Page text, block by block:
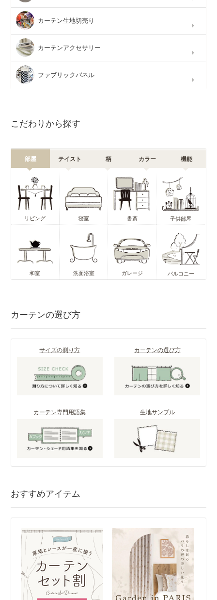
カーテン生地切売り
カーテンアクセサリー
ファブリックパネル
こだわりから探す
部屋 テイスト 柄 カラー 機能
リビング 寝室 書斎 子供部屋
和室 洗面浴室 ガレージ バルコニー
カーテンの選び方
サイズの測り方 カーテンの選び方
カーテン専門用語集 生地サンプル
おすすめアイテム